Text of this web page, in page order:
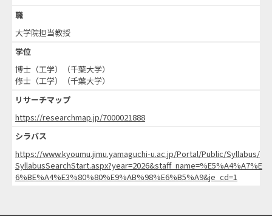
職
大学院担当教授
学位
博士（工学）（千葉大学）
修士（工学）（千葉大学）
リサーチマップ
https://researchmap.jp/7000021888
シラバス
https://www.kyoumu.jimu.yamaguchi-u.ac.jp/Portal/Public/Syllabus/
SyllabusSearchStart.aspx?year=2026&staff_name=%E5%A4%A7%E
6%BE%A4%E3%80%80%E9%AB%98%E6%B5%A9&je_cd=1